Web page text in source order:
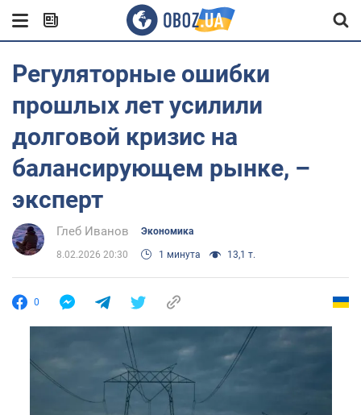
Регуляторные ошибки
прошлых лет усилили
долговой кризис на
балансирующем рынке, –
эксперт
Глеб Иванов Экономика
8.02.2026 20:30 1 минута 13,1 т.
0